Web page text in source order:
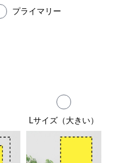
プライマリー
Lサイズ（大きい）